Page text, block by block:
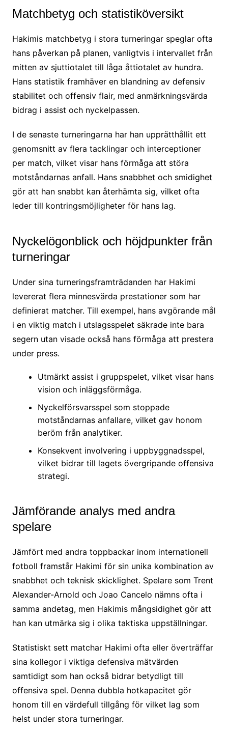
Matchbetyg och statistiköversikt
Hakimis matchbetyg i stora turneringar speglar ofta
hans påverkan på planen, vanligtvis i intervallet från
mitten av sjuttiotalet till låga åttiotalet av hundra.
Hans statistik framhäver en blandning av defensiv
stabilitet och offensiv flair, med anmärkningsvärda
bidrag i assist och nyckelpassen.
I de senaste turneringarna har han upprätthållit ett
genomsnitt av flera tacklingar och interceptioner
per match, vilket visar hans förmåga att störa
motståndarnas anfall. Hans snabbhet och smidighet
gör att han snabbt kan återhämta sig, vilket ofta
leder till kontringsmöjligheter för hans lag.
Nyckelögonblick och höjdpunkter från
turneringar
Under sina turneringsframträdanden har Hakimi
levererat flera minnesvärda prestationer som har
definierat matcher. Till exempel, hans avgörande mål
i en viktig match i utslagsspelet säkrade inte bara
segern utan visade också hans förmåga att prestera
under press.
Utmärkt assist i gruppspelet, vilket visar hans
vision och inläggsförmåga.
Nyckelförsvarsspel som stoppade
motståndarnas anfallare, vilket gav honom
beröm från analytiker.
Konsekvent involvering i uppbyggnadsspel,
vilket bidrar till lagets övergripande offensiva
strategi.
Jämförande analys med andra
spelare
Jämfört med andra toppbackar inom internationell
fotboll framstår Hakimi för sin unika kombination av
snabbhet och teknisk skicklighet. Spelare som Trent
Alexander-Arnold och Joao Cancelo nämns ofta i
samma andetag, men Hakimis mångsidighet gör att
han kan utmärka sig i olika taktiska uppställningar.
Statistiskt sett matchar Hakimi ofta eller överträffar
sina kollegor i viktiga defensiva mätvärden
samtidigt som han också bidrar betydligt till
offensiva spel. Denna dubbla hotkapacitet gör
honom till en värdefull tillgång för vilket lag som
helst under stora turneringar.